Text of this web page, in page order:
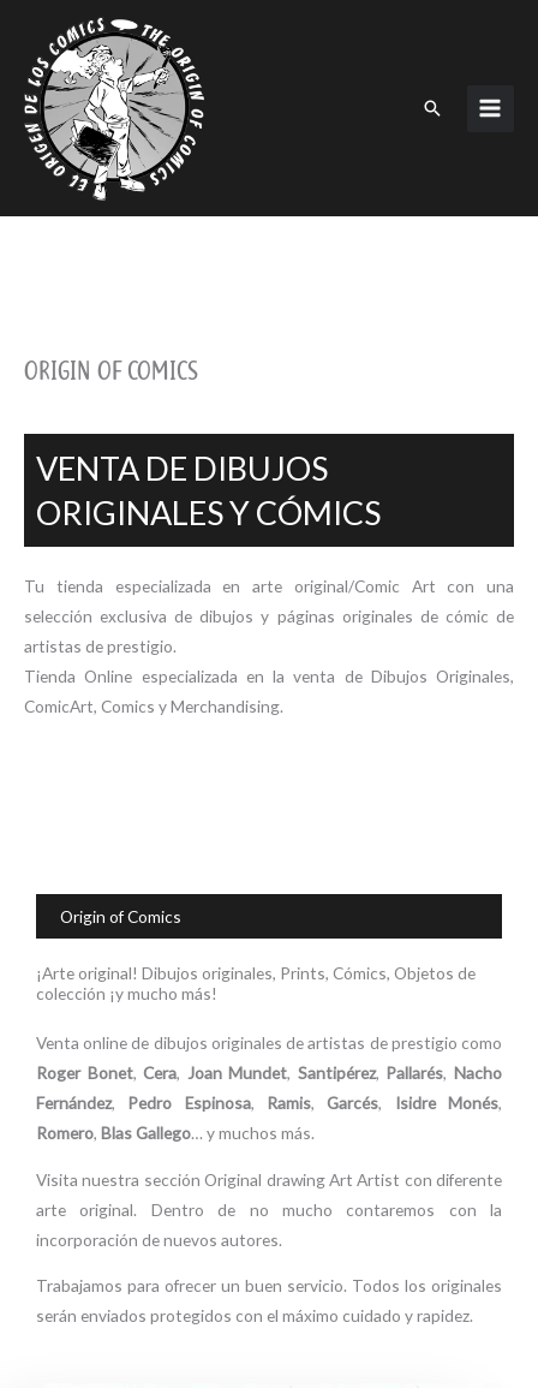
contenido
Buscar
ORIGIN OF COMICS
VENTA DE DIBUJOS
ORIGINALES Y CÓMICS
Tu tienda especializada en arte original/Comic Art con una
selección exclusiva de dibujos y páginas originales de cómic de
artistas de prestigio.
Tienda Online especializada en la venta de Dibujos Originales,
ComicArt, Comics y Merchandising.
Origin of Comics
¡Arte original! Dibujos originales, Prints, Cómics, Objetos de
colección ¡y mucho más!
Venta online de dibujos originales de artistas de prestigio como
Roger Bonet,Cera, Joan Mundet, Santipérez, Pallarés,Nacho
Fernández, Pedro Espinosa, Ramis,Garcés, Isidre Monés,
Romero, Blas Gallego… y muchos más.
Visita nuestra sección Original drawing Art Artist con diferente
arte original. Dentro de no mucho contaremos con la
incorporación de nuevos autores.
Trabajamos para ofrecer un buen servicio. Todos los originales
serán enviados protegidos con el máximo cuidado y rapidez.